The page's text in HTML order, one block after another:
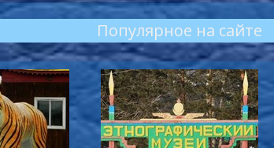
Популярное на сайте